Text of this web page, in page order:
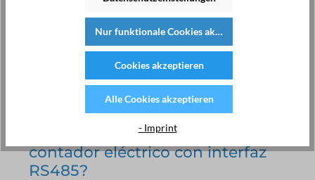
un protocolo que basa su implementación en RS485. Para
enviar, Modbus RTU trabaja en código binario, igual que el
RS485. Asimismo, RS485 utiliza otras señales eléctricas
para la transmisión de datos como, por ejemplo, la interfaz
predecesora RS232, que hoy ya apenas se implementa.
datos en el código homónimo.
¿Qué defiende el uso de un
contador eléctrico con interfaz
RS485?
Nur funktionale Cookies akzeptieren
Cookies akzeptieren
Alle Cookies akzeptieren
- Imprint